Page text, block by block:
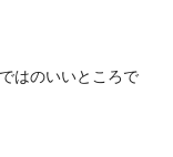
はのいいところで